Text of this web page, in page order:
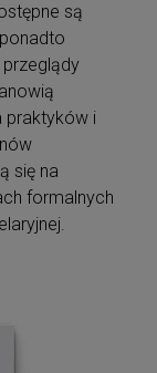
są
praktyków i
się na
formalnych